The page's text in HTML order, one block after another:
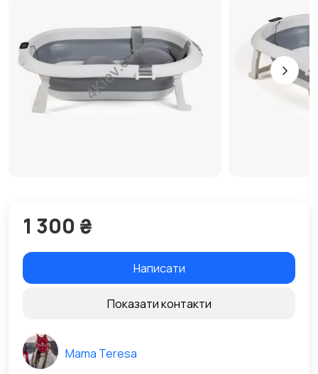
1 300 ₴
Написати
Показати контакти
Mama Teresa